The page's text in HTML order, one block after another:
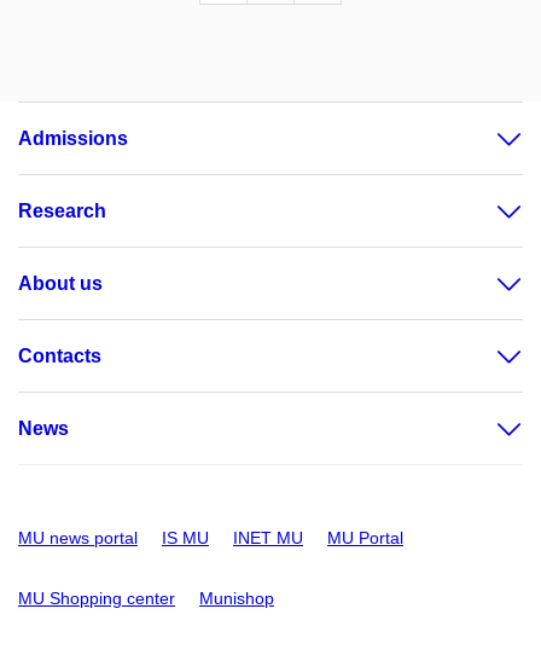
Admissions
Research
About us
Contacts
News
MU news portal IS MU INET MU MU Portal
MU Shopping center Munishop